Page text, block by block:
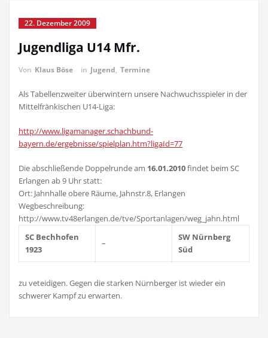
22. Dezember 2009
Jugendliga U14 Mfr.
Von Klaus Böse in Jugend, Termine
Als Tabellenzweiter überwintern unsere Nachwuchsspieler in der
Mittelfränkischen U14-Liga:
http://www.ligamanager.schachbund-
bayern.de/ergebnisse/spielplan.htm?ligaId=77
Die abschließende Doppelrunde am 16.01.2010findet beim SC
Erlangen ab 9 Uhr statt:
Ort: Jahnhalle obere Räume, Jahnstr.8, Erlangen
Wegbeschreibung:
http://www.tv48erlangen.de/tve/Sportanlagen/weg_jahn.html
SC Bechhofen
1923
–
SW Nürnberg
Süd
zu veteidigen. Gegen die starken Nürnberger ist wieder ein
schwerer Kampf zu erwarten.